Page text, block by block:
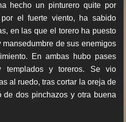
hecho un pinturero quite por
por el fuerte viento, ha sabido
en las que el torero ha puesto
de sus enemigos
En ambas hubo pases
templados y toreros. Se vio
al ruedo, tras cortar la oreja de
dos pinchazos y otra buena